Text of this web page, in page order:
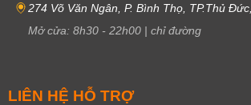
274 Võ Văn Ngân, P. Bình Thọ, TP.Thủ
Mở cửa: 8h30 - 22h00 | chỉ đường
LIÊN HỆ HỖ TRỢ